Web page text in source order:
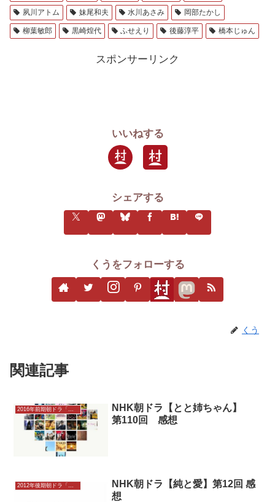
夙川アトム 妹尾和夫 水川あさみ 岡部たかし
柳葉敏郎 黒崎煌代 ふせえり 後藤淳平 橋本じゅん
スポンサーリンク
いいねする
シェアする
くうをフォローする
くう
関連記事
2016年前期朝ドラ「とと姉ちゃん」
NHK朝ドラ【とと姉ちゃん】
第110回 感想
NHK朝ドラ【純と愛】第12回 感
想